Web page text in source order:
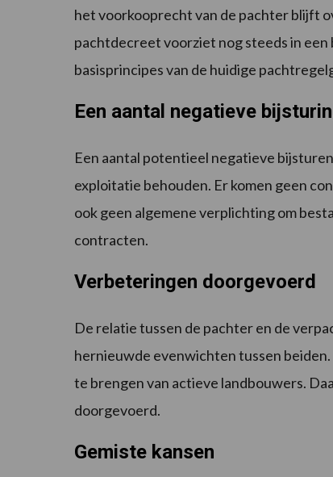
het voorkooprecht van de pachter blijft
pachtdecreet voorziet nog steeds in
basisprincipes van de huidige
Een aantal negatieve
Een aantal potentieel negatieve
exploitatie behouden. Er komen geen
ook geen algemene verplichting om
contracten.
Verbeteringen doorgevoerd
De relatie tussen de pachter en de
hernieuwde evenwichten tussen beiden.
te brengen van actieve landbouwers.
doorgevoerd.
Gemiste kansen